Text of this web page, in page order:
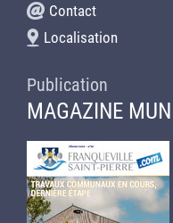
Contact
Localisation
Publication
MAGAZINE